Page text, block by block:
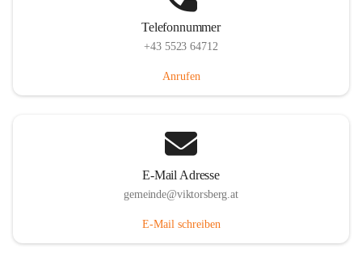
Telefonnummer
+43 5523 64712
Anrufen
E-Mail Adresse
gemeinde@viktorsberg.at
E-Mail schreiben